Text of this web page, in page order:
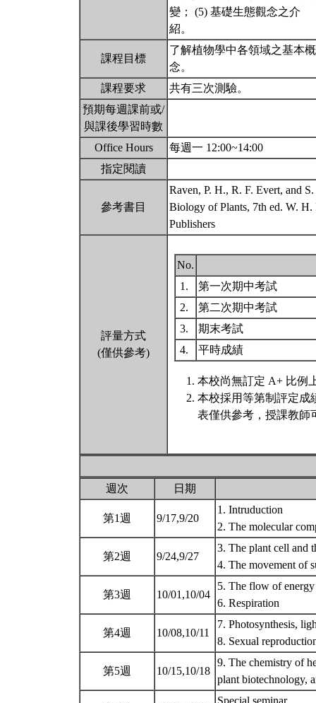
變； (5) 基礎生態觀念之介
紹。
課程目標
了解植物學中各領域之基本概
念。
課程要求
共有三次測驗。
預期每週課前或/
與課後學習時數
Office Hours
每週一 12:00~14:00
指定閱讀
參考書目
Raven, P. H., R. F. Evert, and
Biology of Plants, 7th ed. W. H.
Publishers
評量方式
(僅供參考)
No.
1.
第一次期中考試
2.
第二次期中考試
3.
期末考試
4.
平時成績
本校尚無訂定 A+ 比例
本校採用等第制評定成
表僅供參考，授課教師
週次 日期
第1週 9/17,9/20
1. Intruduction
2. The molecular
第2週 9/24,9/27
3. The plant cell and
4. The movement of
第3週 10/01,10/04
5. The flow of energy
6. Respiration
第4週 10/08,10/11
7. Photosynthesis,
8. Sexual
第5週 10/15,10/18
9. The chemistry of
plant biotechnology,
Special seminar